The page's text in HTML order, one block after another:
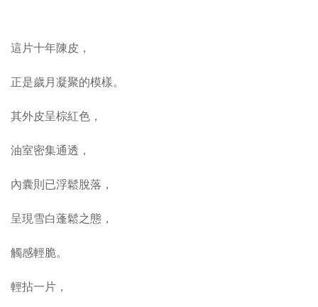
這片十年陳皮，
正是歲月凝聚的模樣。
其外皮呈棕紅色，
油室密集通透，
內囊則已浮鬆脫落，
呈現雪白蓬鬆之態，
觸感輕脆。
輕拈一片，